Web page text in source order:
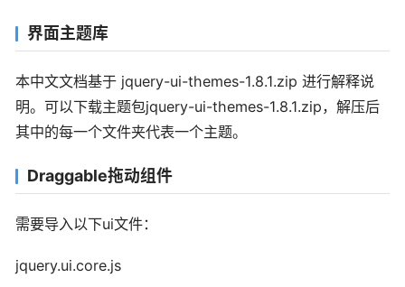
界面主题库
本中文文档基于 jquery-ui-themes-1.8.1.zip 进行解释说
明。可以下载主题包jquery-ui-themes-1.8.1.zip，解压后
其中的每一个文件夹代表一个主题。
Draggable拖动组件
需要导入以下ui文件：
jquery.ui.core.js